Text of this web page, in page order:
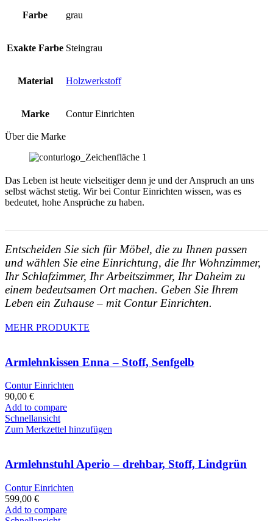
Farbe grau
Exakte Farbe Steingrau
Material Holzwerkstoff
Marke Contur Einrichten
Über die Marke
Das Leben ist heute vielseitiger denn je und der Anspruch an uns
selbst wächst stetig. Wir bei Contur Einrichten wissen, was es
bedeutet, hohe Ansprüche zu haben.
Entscheiden Sie sich für Möbel, die zu Ihnen passen
und wählen Sie eine Einrichtung, die Ihr Wohnzimmer,
Ihr Schlafzimmer, Ihr Arbeitszimmer, Ihr Daheim zu
einem bedeutsamen Ort machen. Geben Sie Ihrem
Leben ein Zuhause – mit Contur Einrichten.
MEHR PRODUKTE
Armlehnkissen Enna – Stoff, Senfgelb
Contur Einrichten
90,00 €
Add to compare
Schnellansicht
Zum Merkzettel hinzufügen
Armlehnstuhl Aperio – drehbar, Stoff, Lindgrün
Contur Einrichten
599,00 €
Add to compare